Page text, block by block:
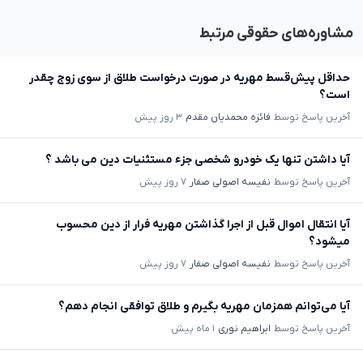
مشاوره‌های حقوقی مرتبط
حداقل پیش‌قسط مهریه در صورت درخواست طلاق از سوی زوج چقدر
است؟
آخرین پاسخ توسط فائزه محمدیان مقدم ۳ روز پیش
آیا داشتن تنها یک خودرو شخصی جزء مستثنیات دین می باشد ؟
آخرین پاسخ توسط نفیسه اصولی صفار ۷ روز پیش
آیا انتقال اموال قبل از اجرا گذاشتن مهریه فرار از دین محسوب
میشود؟
آخرین پاسخ توسط نفیسه اصولی صفار ۷ روز پیش
آیا می‌توانم همزمان مهریه بگیرم و طلاق توافقی انجام دهم؟
آخرین پاسخ توسط ابراهیم نوری ۱ ماه پیش